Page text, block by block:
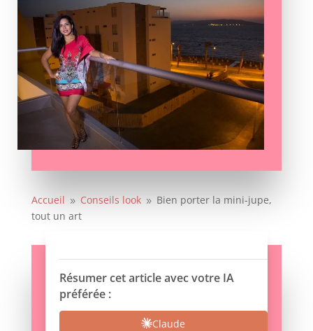
Accueil 9 Conseils look 9 Bien porter la mini-jupe,
tout un art
Résumer cet article avec votre IA
préférée :
Claude